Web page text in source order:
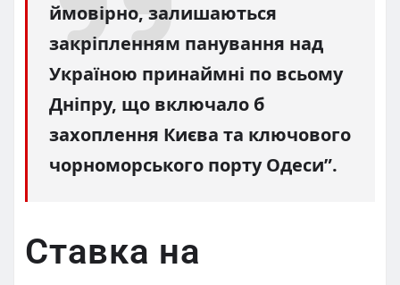
ймовірно, залишаються
закріпленням панування над
Україною принаймні по всьому
Дніпру, що включало б
захоплення Києва та ключового
чорноморського порту Одеси”.
Ставка на